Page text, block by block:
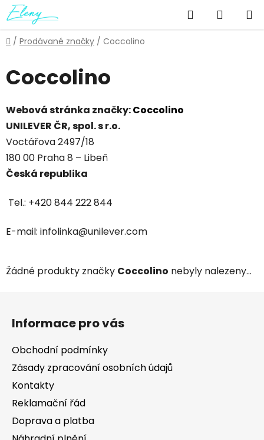
Přejít
na
obsah
Hledat
KOŠÍK
Domů
/ Prodávané značky / Coccolino
Coccolino
Webová stránka značky:Coccolino
UNILEVER ČR, spol. s r.o.
Voctářova 2497/18
180 00 Praha 8 – Libeň
Česká republika
Tel.: +420 844 222 844
E-mail: infolinka@unilever.com
Žádné produkty značky Coccolino nebyly nalezeny...
Informace pro vás
Obchodní podmínky
Zásady zpracování osobních údajů
Kontakty
Reklamační řád
Doprava a platba